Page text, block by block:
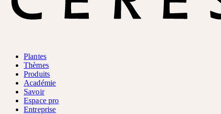
Plantes
Thèmes
Produits
Académie
Savoir
Espace pro
Entreprise